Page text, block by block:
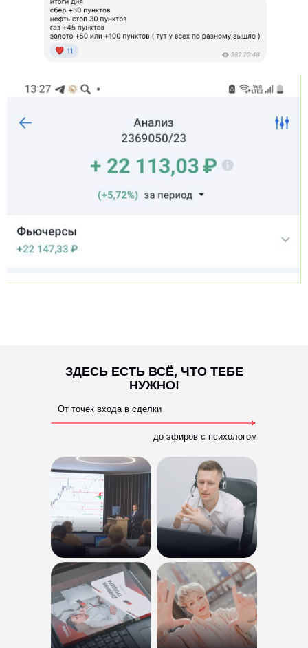
От точек входа в сделки
до эфиров с психологом
ЗДЕСЬ ЕСТЬ ВСЁ, ЧТО ТЕБЕ
НУЖНО!